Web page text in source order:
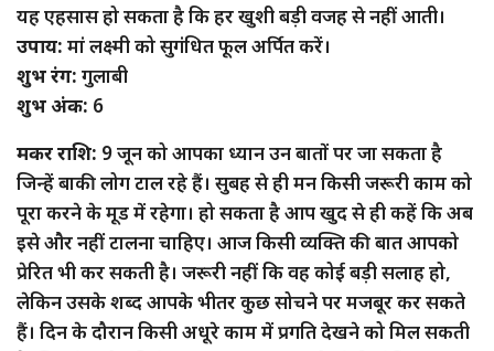
यह एहसास हो सकता है कि हर खुशी बड़ी वजह से नहीं आती।
उपाय: मां लक्ष्मी को सुगंधित फूल अर्पित करें।
शुभ रंग: गुलाबी
शुभ अंक: 6
मकर राशि: 9 जून को आपका ध्यान उन बातों पर जा सकता है
जिन्हें बाकी लोग टाल रहे हैं। सुबह से ही मन किसी जरूरी काम को
पूरा करने के मूड में रहेगा। हो सकता है आप खुद से ही कहें कि अब
इसे और नहीं टालना चाहिए। आज किसी व्यक्ति की बात आपको
प्रेरित भी कर सकती है। जरूरी नहीं कि वह कोई बड़ी सलाह हो,
लेकिन उसके शब्द आपके भीतर कुछ सोचने पर मजबूर कर सकते
हैं। दिन के दौरान किसी अधूरे काम में प्रगति देखने को मिल सकती